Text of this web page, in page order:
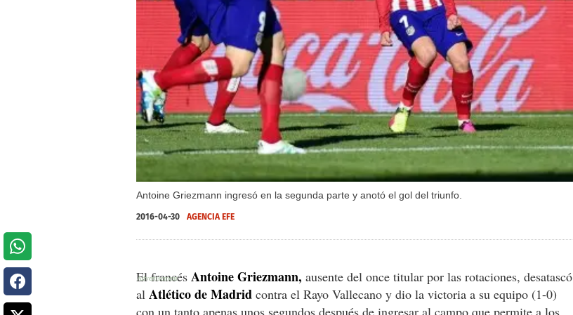
Antoine Griezmann ingresó en la segunda parte y anotó el gol del triunfo.
2016-04-30 AGENCIA EFE
El francés Antoine Griezmann, ausente del once titular por las rotaciones, desatascó
al Atlético de Madrid contra el Rayo Vallecano y dio la victoria a su equipo (1-0)
con un tanto apenas unos segundos después de ingresar al campo que permite a los